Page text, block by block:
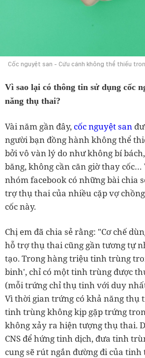
Cốc nguyệt san - Cứu cánh không thể thiếu
Vì sao lại có thông tin sử dụng cốc
năng thụ thai?
Vài năm gần đây, cốc nguyệt san
người bạn đồng hành không thể
bởi vô vàn lý do như không bí
băng, không cần căn giờ thay
nhóm facebook có những bài chia
trợ thụ thai của nhiều cặp vợ
cốc này.
Chị em đã chia sẻ rằng: "Cơ chế
hỗ trợ thụ thai cũng gần tương tự
tạo. Trong hàng triệu tinh trùng
binh', chỉ có một tinh trùng được
(mỗi trứng chỉ thụ tinh với duy
Vì thời gian trứng có khả năng thụ
tinh trùng không kịp gặp trứng
không xảy ra hiện tượng thụ thai.
CNS để hứng tinh dịch, đưa tinh
cung sẽ rút ngắn đường đi của